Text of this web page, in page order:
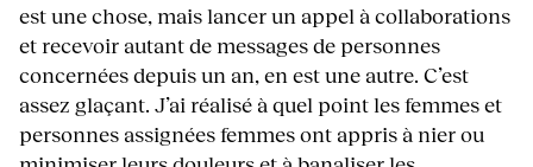
est une chose, mais lancer un appel à collaborations
et recevoir autant de messages de personnes
concernées depuis un an, en est une autre. C’est
assez glaçant. J’ai réalisé à quel point les femmes et
personnes assignées femmes ont appris à nier ou